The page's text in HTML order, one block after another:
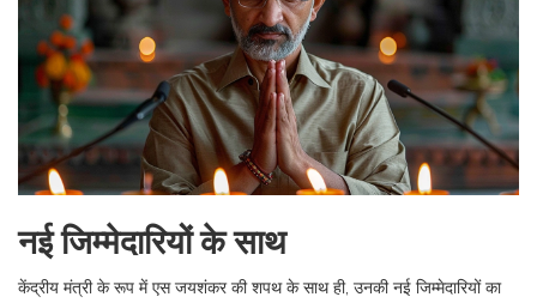
नई जिम्मेदारियों के साथ
केंद्रीय मंत्री के रूप में एस जयशंकर की शपथ के साथ ही, उनकी नई जिम्मेदारियों का